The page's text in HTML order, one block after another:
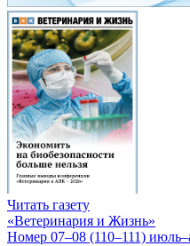
Читать газету
«Ветеринария и Жизнь»
Номер 07–08 (110–111)